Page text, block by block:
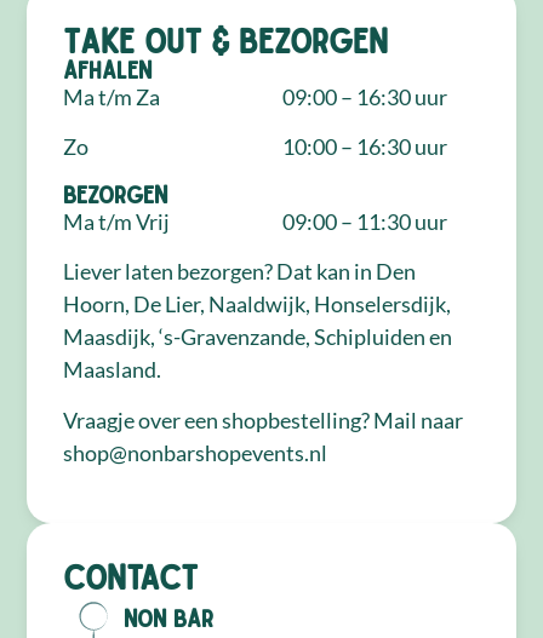
Take out & bezorgen
Afhalen
Ma t/m Za
Zo
09:00 – 16:30 uur
10:00 – 16:30 uur
Bezorgen
Ma t/m Vrij
09:00 – 11:30 uur
Liever laten bezorgen? Dat kan in Den
Hoorn, De Lier, Naaldwijk, Honselersdijk,
Maasdijk, ‘s-Gravenzande, Schipluiden en
Maasland.
Vraagje over een shopbestelling? Mail naar
shop@nonbarshopevents.nl
Contact
NON Bar